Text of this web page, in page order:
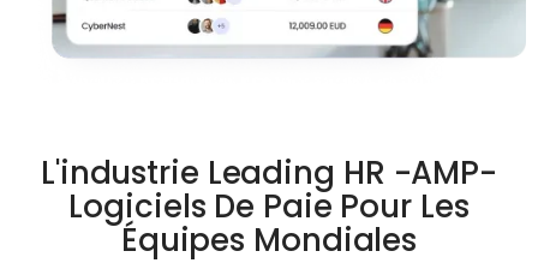
L'industrie Leading HR -AMP-
Logiciels De Paie Pour Les
Équipes Mondiales